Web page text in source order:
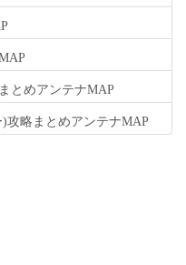
とめアンテナMAP
略まとめアンテナMAP